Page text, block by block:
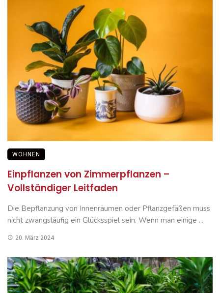
WOHNEN
Einpflanzen von Zimmerpflanzen –
Vollständiger Leitfaden
Die Bepflanzung von Innenräumen oder Pflanzgefäßen muss
nicht zwangsläufig ein Glücksspiel sein. Wenn man einige ...
20. März 2024